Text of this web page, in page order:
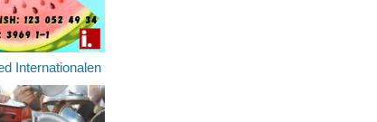
Internationalen